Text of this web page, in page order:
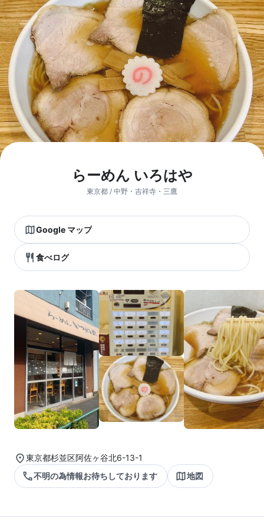
らーめん いろはや
東京都 / 中野・吉祥寺・三鷹
Google マップ
食べログ
東京都杉並区阿佐ヶ谷北6-13-1
不明の為情報お待ちしております
地図